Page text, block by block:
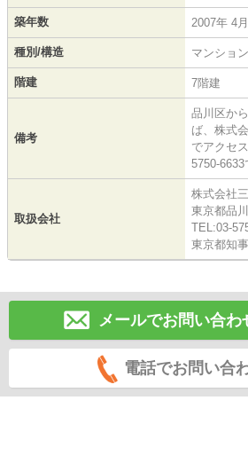
築年数 2007年 4
種別/構造 マンショ
階建 7階建
備考
品川区か
ば、株式
でアクセ
5750-6633
取扱会社
株式会社
東京都品
TEL:03-
東京都知
メールでお問い合わ
電話でお問い合